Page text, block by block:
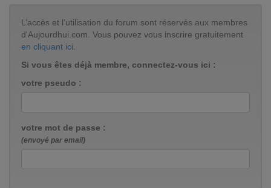
L’accès et l’utilisation du forum sont réservés aux membres
d'Aujourdhui.com. Vous pouvez vous inscrire gratuitement
en cliquant ici.
Si vous êtes déjà membre, connectez-vous ici :
votre pseudo :
votre mot de passe :
(envoyé par email)